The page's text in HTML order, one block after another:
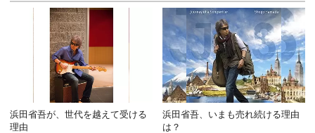
浜田省吾が、世代を越えて受ける
理由
浜田省吾、いまも売れ続ける理由
は？